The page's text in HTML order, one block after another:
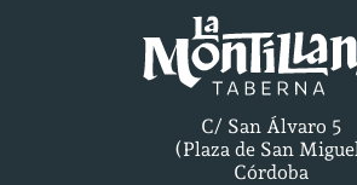
C/ San Álvaro 5
(Plaza de San
Córdoba